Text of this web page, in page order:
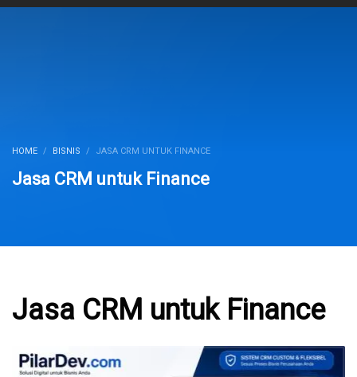
HOME BISNIS JASA CRM UNTUK FINANCE
Jasa CRM untuk Finance
Jasa CRM untuk Finance